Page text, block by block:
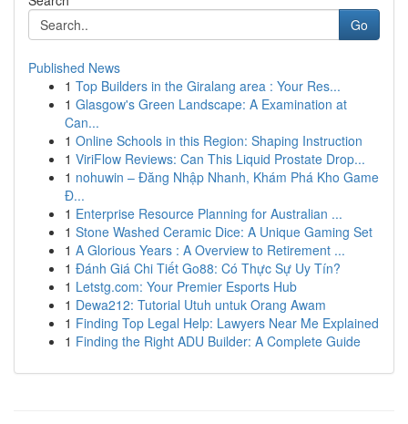
Go
Published News
1 Top Builders in the Giralang area : Your Res...
1 Glasgow's Green Landscape: A Examination at
Can...
1 Online Schools in this Region: Shaping Instruction
1 ViriFlow Reviews: Can This Liquid Prostate Drop...
1 nohuwin – Đăng Nhập Nhanh, Khám Phá Kho Game
Đ...
1 Enterprise Resource Planning for Australian ...
1 Stone Washed Ceramic Dice: A Unique Gaming Set
1 A Glorious Years : A Overview to Retirement ...
1 Đánh Giá Chi Tiết Go88: Có Thực Sự Uy Tín?
1 Letstg.com: Your Premier Esports Hub
1 Dewa212: Tutorial Utuh untuk Orang Awam
1 Finding Top Legal Help: Lawyers Near Me Explained
1 Finding the Right ADU Builder: A Complete Guide